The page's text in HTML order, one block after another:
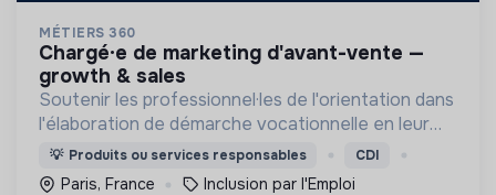
MÉTIERS 360
chargé·e de marketing d'avant-vente —
growth & sales
Soutenir les professionnel·les de l'orientation dans
l'élaboration de démarche vocationnelle en leur
fournissant des outils de découverte des métiers
immersifs
💡 Produits ou services responsables CDI
Paris, France Inclusion par l'Emploi